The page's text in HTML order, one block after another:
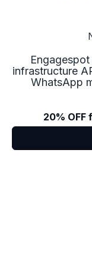
infrastructure
WhatsApp
20%